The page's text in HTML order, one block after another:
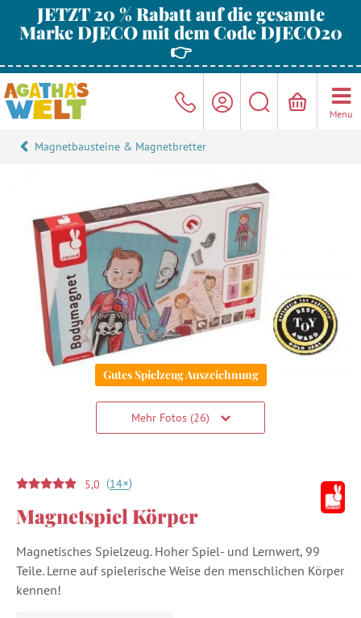
JETZT 20 % Rabatt auf die gesamte
Marke DJECO mit dem Code DJECO20
👉
Menu
Magnetbausteine & Magnetbretter
Gutes Spielzeug Auszeichnung
Mehr Fotos (26)
5,0 (14+)
Magnetspiel Körper
Magnetisches Spielzeug. Hoher Spiel- und Lernwert, 99
Teile. Lerne auf spielerische Weise den menschlichen Körper
kennen!